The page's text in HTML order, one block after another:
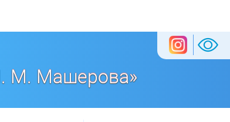
М. Машерова»